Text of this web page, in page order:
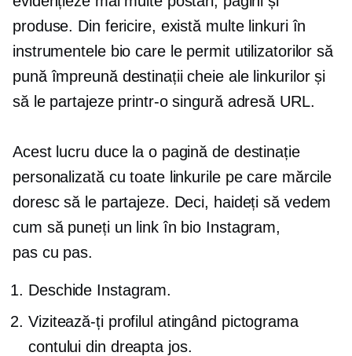
produse. Din fericire, există multe linkuri în
instrumentele bio care le permit utilizatorilor să
pună împreună destinații cheie ale linkurilor și
să le partajeze printr-o singură adresă URL.
Acest lucru duce la o pagină de destinație
personalizată cu toate linkurile pe care mărcile
doresc să le partajeze. Deci, haideți să vedem
cum să puneți un link în bio Instagram,
pas cu pas.
Deschide Instagram.
Vizitează-ți profilul atingând pictograma
contului din dreapta jos.